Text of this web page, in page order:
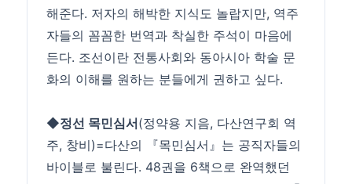
해준다. 저자의 해박한 지식도 놀랍지만, 역주
자들의 꼼꼼한 번역과 착실한 주석이 마음에
든다. 조선이란 전통사회와 동아시아 학술 문
화의 이해를 원하는 분들에게 권하고 싶다.
◆정선 목민심서(정약용 지음, 다산연구회 역
주, 창비)=다산의 『목민심서』는 공직자들의
바이블로 불린다. 48권을 6책으로 완역했던